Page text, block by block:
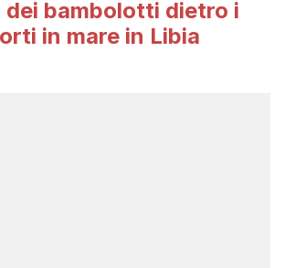
bambolotti dietro i
in mare in Libia